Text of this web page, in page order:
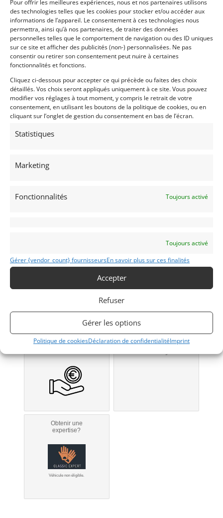
Pour offrir les meilleures expériences, nous et nos partenaires utilisons
des technologies telles que les cookies pour stocker et/ou accéder aux
informations de l’appareil. Le consentement à ces technologies nous
permettra, ainsi qu’à nos partenaires, de traiter des données
personnelles telles que le comportement de navigation ou des ID uniques
sur ce site et afficher des publicités (non-) personnalisées. Ne pas
consentir ou retirer son consentement peut nuire à certaines
fonctionnalités et fonctions.
Cliquez ci-dessous pour accepter ce qui précède ou faites des choix
détaillés. Vos choix seront appliqués uniquement à ce site. Vous pouvez
modifier vos réglages à tout moment, y compris le retrait de votre
consentement, en utilisant les boutons de la politique de cookies, ou en
cliquant sur l’onglet de gestion du consentement en bas de l’écran.
Statistiques
Marketing
Fonctionnalités Toujours activé
Toujours activé
Gérer {vendor_count} fournisseursEn savoir plus sur ces finalités
Accepter
Refuser
Gérer les options
Politique de cookiesDéclaration de confidentialitéImprint
Passeports techniques
Passeport ASN Numéro Extrait
Voir les 76 annonces de
Publié: 1 juin 2019 (il y a 7 ans)
AUTO
GT Circuit FFSA
Grand Tourisme [GT]
Trophée Lotus
(69) Rhône
Voir sur la carte
Modifier mon annonce
Obtenir un
financement ?
Obtenir un tarif
d’assurance?
Obtenir une
expertise?
Véhicule non éligible.